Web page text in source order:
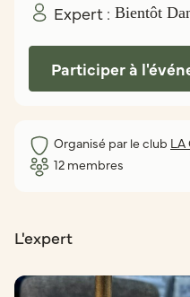
Expert : Bientôt
Participer à
Organisé par le club LA
12 membres
L'expert